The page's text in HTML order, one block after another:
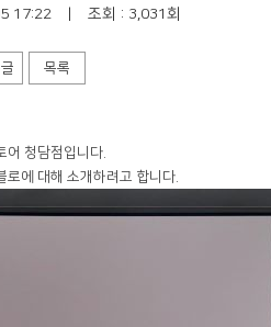
17:22 조회 : 3,031회
목록
어 청담점입니다.
에 대해 소개하려고 합니다.